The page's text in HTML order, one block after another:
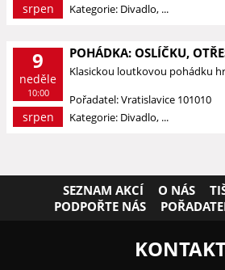
srpen
Kategorie: Divadlo, ...
9
neděle
10:00
srpen
POHÁDKA: OSLÍČKU,
Klasickou loutkovou pohádku
Pořadatel: Vratislavice 101010
Kategorie: Divadlo, ...
SEZNAM AKCÍ O NÁS
PODPOŘTE NÁS